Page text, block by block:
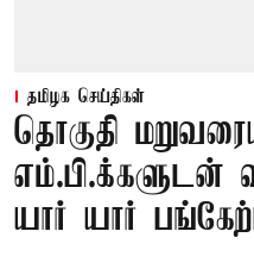
தமிழக செய்திகள்
தொகுதி
யார் யார்